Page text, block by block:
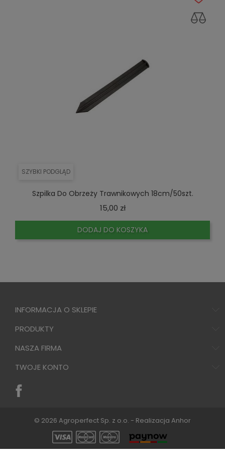
SZYBKI PODGLĄD
Szpilka Do Obrzeży Trawnikowych 18cm/50szt.
15,00 złCena
DODAJ DO KOSZYKA
INFORMACJA O SKLEPIE
PRODUKTY
NASZA FIRMA
TWOJE KONTO
© 2026 Agroperfect Sp. z o.o. - Realizacja Anhor